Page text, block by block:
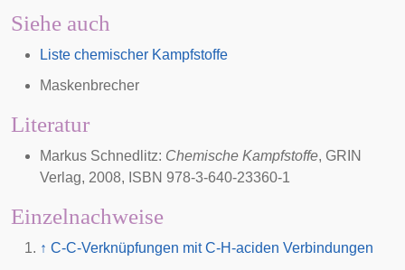
Siehe auch
Liste chemischer Kampfstoffe
Maskenbrecher
Literatur
Markus Schnedlitz: Chemische Kampfstoffe, GRIN
Verlag, 2008, ISBN 978-3-640-23360-1
Einzelnachweise
↑ C-C-Verknüpfungen mit C-H-aciden Verbindungen